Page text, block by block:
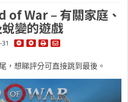
of War – 有關家庭、
變的遊戲
，想睇評分可直接跳到最後。